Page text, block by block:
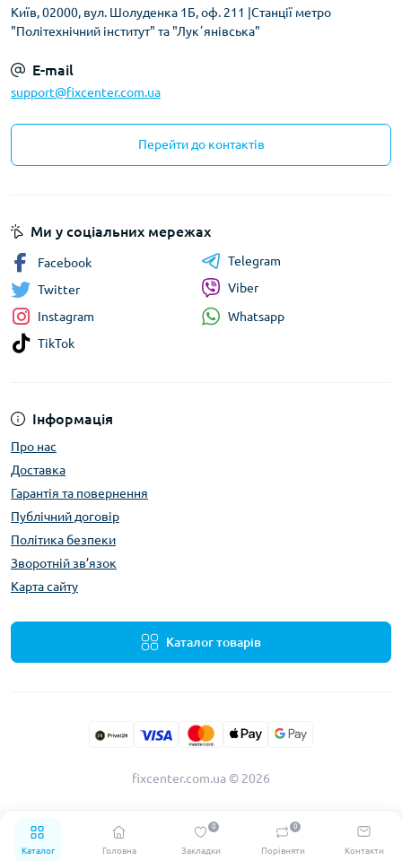
Каталог Головна Закладки
0
Порівняти
0
Контакти
Київ, 02000, вул. Шолуденка 1Б, оф. 211 |Станції метро
"Політехнічний інститут" та "Лукʼянівська"
E-mail
support@fixcenter.com.ua
Перейти до контактів
Інформація
Про нас
Доставка
Гарантія та повернення
Публічний договір
Політика безпеки
Зворотній зв’язок
Карта сайту
Каталог товарів
Ми у соціальних мережах
Facebook
Twitter
Instagram
TikTok
Telegram
Viber
Whatsapp
fixcenter.com.ua © 2026